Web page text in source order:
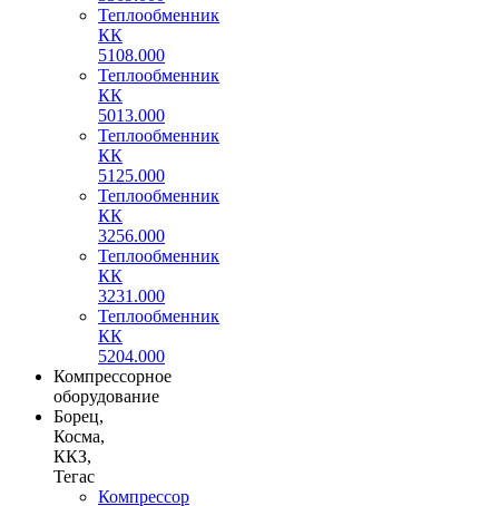
Теплообменник
КК
5108.000
Теплообменник
КК
5013.000
Теплообменник
КК
5125.000
Теплообменник
КК
3256.000
Теплообменник
КК
3231.000
Теплообменник
КК
5204.000
Компрессорное
оборудование
Борец,
Косма,
ККЗ,
Тегас
Компрессор